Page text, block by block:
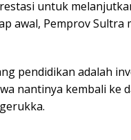
untuk
awal, Pemprov
pendidikan adalah
nantinya kembali ke